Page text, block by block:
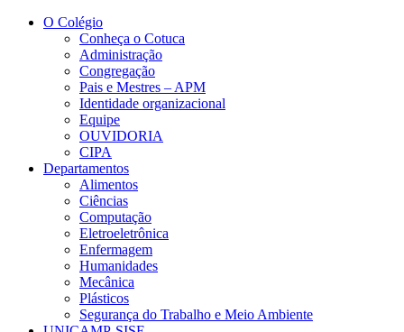
Conteúdo principal
O Colégio
Conheça o Cotuca
Administração
Congregação
Pais e Mestres – APM
Identidade organizacional
Equipe
OUVIDORIA
CIPA
Departamentos
Alimentos
Ciências
Computação
Eletroeletrônica
Enfermagem
Humanidades
Mecânica
Plásticos
Segurança do Trabalho e Meio Ambiente